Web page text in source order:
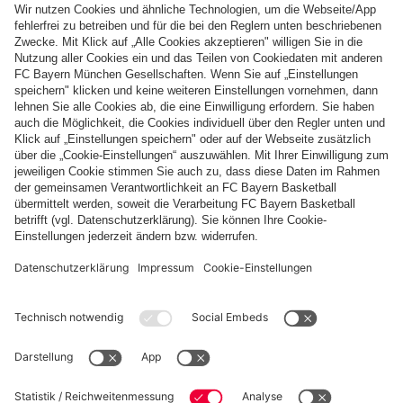
Zahlung & Lieferung
FC Bayern Store App
WIDERRUF